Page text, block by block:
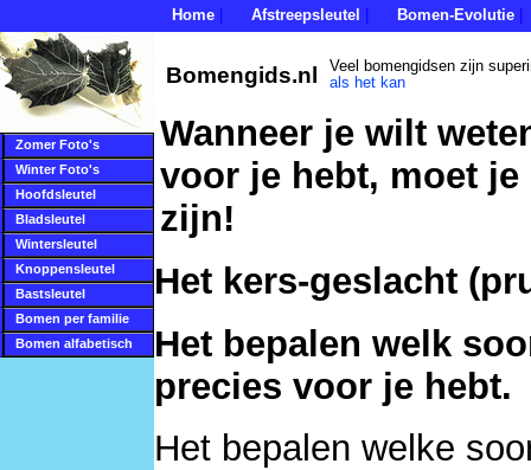
Home Afstreepsleutel Bomen-Evolutie
Zomer Foto's
Winter Foto's
Hoofdsleutel
Bladsleutel
Wintersleutel
Knoppensleutel
Bastsleutel
Bomen per familie
Bomen alfabetisch
Bomengids.nl
Veel bomengidsen zijn
als het kan
Wanneer je wilt
voor je hebt, moet
zijn!
Het kers-geslacht
Het bepalen welk
precies voor je hebt.
Het bepalen welke